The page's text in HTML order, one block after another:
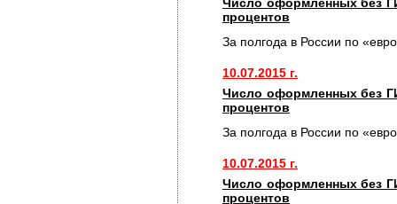
процентов
За полгода в России по
10.07.2015 г.
Число оформленных без
процентов
За полгода в России по
10.07.2015 г.
Число оформленных без
процентов